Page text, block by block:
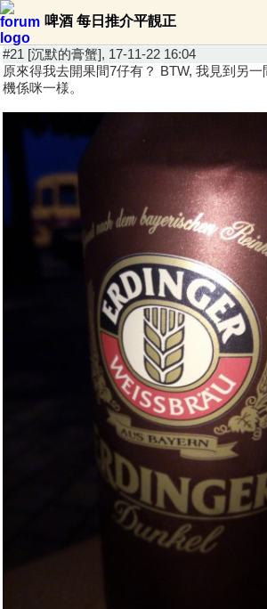
啤酒 每日推介平靚正
#21 [沉默的膏蟹], 17-11-22 16:04
原來得我去開果間7仔有？ BTW, 我見到另
機係咪一様。